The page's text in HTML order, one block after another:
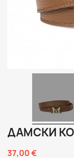
ДАМСКИ
37,00 €